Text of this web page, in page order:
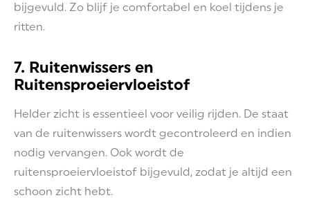
bijgevuld. Zo blijf je comfortabel en koel tijdens je
ritten.
7. Ruitenwissers en
Ruitensproeiervloeistof
Helder zicht is essentieel voor veilig rijden. De staat
van de ruitenwissers wordt gecontroleerd en indien
nodig vervangen. Ook wordt de
ruitensproeiervloeistof bijgevuld, zodat je altijd een
schoon zicht hebt.